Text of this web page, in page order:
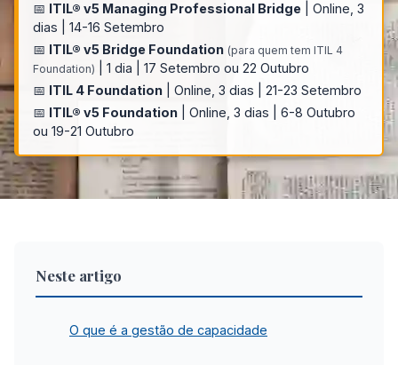
📅 ITIL® v5 Managing Professional Bridge | Online, 3
dias | 14-16 Setembro
📅 ITIL® v5 Bridge Foundation (para quem tem ITIL 4
Foundation)
| 1 dia | 17 Setembro ou 22 Outubro
📅 ITIL 4 Foundation | Online, 3 dias | 21-23 Setembro
📅 ITIL® v5 Foundation | Online, 3 dias | 6-8 Outubro
ou 19-21 Outubro
Neste artigo
O que é a gestão de capacidade